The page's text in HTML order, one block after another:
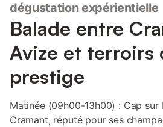
dégustation expérientielle
Balade entre
Avize et terroirs
prestige
Matinée (09h00-13h00) : Cap sur
Cramant, réputé pour ses